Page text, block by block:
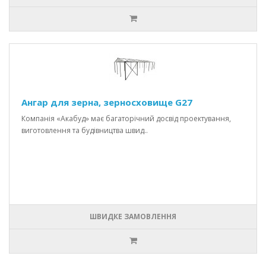
Ангар для зерна, зерносховище G27
Компанія «Акабуд» має багаторічний досвід проектування,
виготовлення та будівництва швид..
ШВИДКЕ ЗАМОВЛЕННЯ